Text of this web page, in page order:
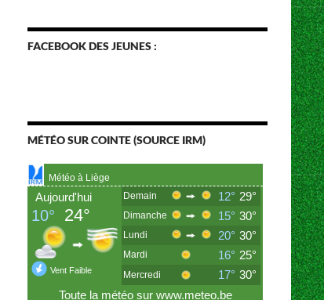
FACEBOOK DES JEUNES :
MÉTÉO SUR COINTE (SOURCE IRM)